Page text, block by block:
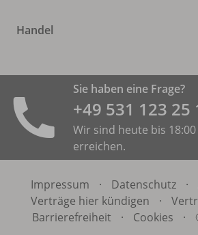
Handel
Sie haben eine Frage?
+49 531 ­123 25
Wir sind heute bis
erreichen.
Impressum · Datenschutz ·
Verträge hier kündigen
·
Barrierefreiheit
· Cookies ·